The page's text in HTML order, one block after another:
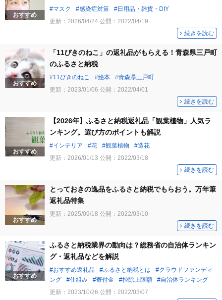
マスク 感染症対策
日用品・雑貨・DIY
更新： 2026/04/24 公開： 2022/04/19
続きを読む
おすすめ
「11ぴきのねこ」の返礼品がもらえる！青森県三戸町
のふるさと納税
11ぴきのねこ 絵本
青森県三戸町
更新： 2023/01/06 公開： 2022/04/01
続きを読む
おすすめ
【2026年】ふるさと納税返礼品「観葉植物」人気ラ
ンキング。選び方のポイントも解説
インテリア 花 観葉植物
造花
更新： 2026/01/13 公開： 2022/03/18
続きを読む
おすすめ
とっておきの逸品をふるさと納税でもらおう。万年筆
返礼品特集
更新： 2025/09/18 公開： 2022/03/10
続きを読む
おすすめ
ふるさと納税業界の動向は？総務省の自治体ランキン
グ・返礼品などを解説
おすすめ返礼品 ふるさと納税とは
クラウドファンディ
ング
仕組み 寄付金 控除上限額
自治体ランキング
更新： 2023/10/26 公開： 2022/03/07
おすすめ